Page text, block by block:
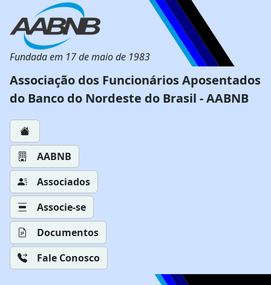
Fundada em 17 de maio de 1983
Associação dos Funcionários Aposentados
do Banco do Nordeste do Brasil - AABNB
AABNB
Associados
Associe-se
Documentos
Fale Conosco